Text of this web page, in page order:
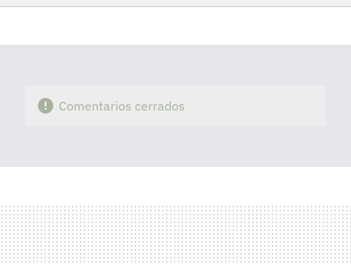
FacebookTwitterFlipboard
E-
Whatsapp
Comentarios cerrados